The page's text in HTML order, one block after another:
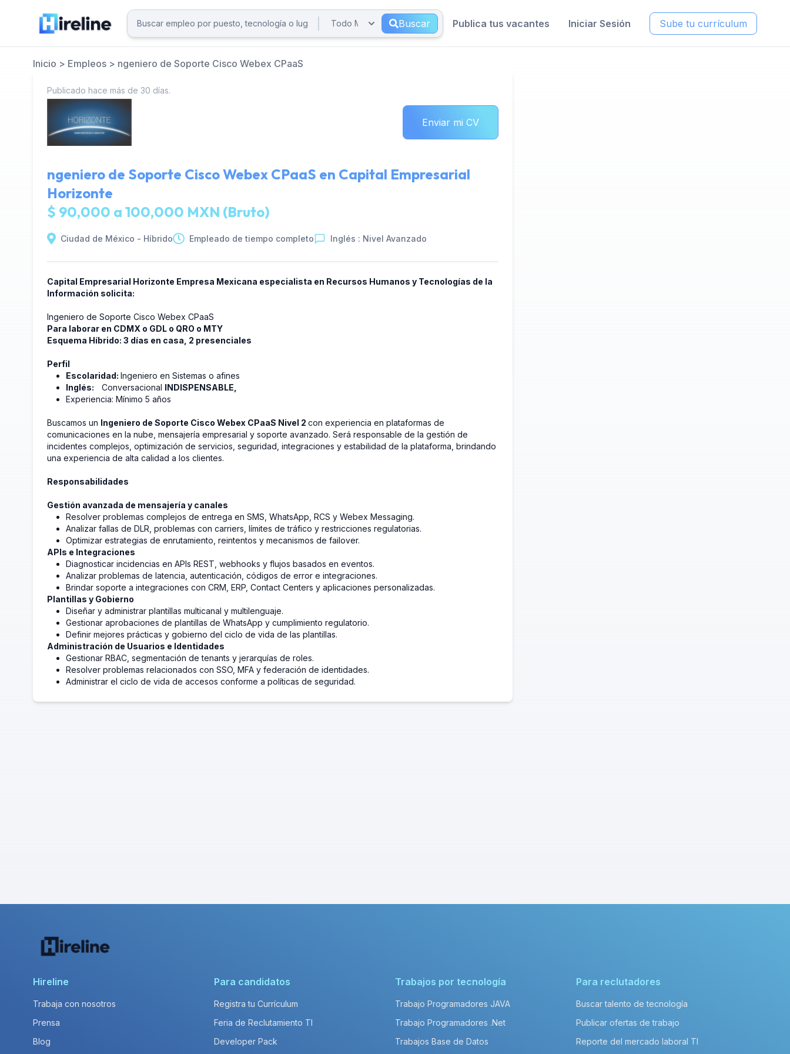
Buscar Publica tus vacantes Iniciar Sesión Sube tu currículum
Inicio > Empleos > ngeniero de Soporte Cisco Webex CPaaS
Publicado hace más de 30 días.
Enviar mi CV
ngeniero de Soporte Cisco Webex CPaaS en Capital Empresarial
Horizonte
$ 90,000 a 100,000 MXN (Bruto)
Ciudad de México - Híbrido Empleado de tiempo completo Inglés : Nivel Avanzado
Capital Empresarial Horizonte Empresa Mexicana especialista en Recursos Humanos y Tecnologías de la
Información solicita:
Ingeniero de Soporte Cisco Webex CPaaS
Para laborar en CDMX o GDL o QRO o MTY
Esquema Híbrido: 3 días en casa, 2 presenciales
Perfil
Escolaridad: Ingeniero en Sistemas o afines
Inglés:
Conversacional INDISPENSABLE,
Experiencia: Mínimo 5 años
Buscamos un Ingeniero de Soporte Cisco Webex CPaaS Nivel 2 con experiencia en plataformas de
comunicaciones en la nube, mensajería empresarial y soporte avanzado. Será responsable de la gestión de
incidentes complejos, optimización de servicios, seguridad, integraciones y estabilidad de la plataforma, brindando
una experiencia de alta calidad a los clientes.
Responsabilidades
Gestión avanzada de mensajería y canales
Resolver problemas complejos de entrega en SMS, WhatsApp, RCS y Webex Messaging.
Analizar fallas de DLR, problemas con carriers, límites de tráfico y restricciones regulatorias.
Optimizar estrategias de enrutamiento, reintentos y mecanismos de failover.
APIs e Integraciones
Diagnosticar incidencias en APIs REST, webhooks y flujos basados en eventos.
Analizar problemas de latencia, autenticación, códigos de error e integraciones.
Brindar soporte a integraciones con CRM, ERP, Contact Centers y aplicaciones personalizadas.
Plantillas y Gobierno
Diseñar y administrar plantillas multicanal y multilenguaje.
Gestionar aprobaciones de plantillas de WhatsApp y cumplimiento regulatorio.
Definir mejores prácticas y gobierno del ciclo de vida de las plantillas.
Administración de Usuarios e Identidades
Gestionar RBAC, segmentación de tenants y jerarquías de roles.
Resolver problemas relacionados con SSO, MFA y federación de identidades.
Administrar el ciclo de vida de accesos conforme a políticas de seguridad.
Hireline
Trabaja con nosotros
Prensa
Blog
Para candidatos
Registra tu Currículum
Feria de Reclutamiento TI
Developer Pack
Trabajos por tecnología
Trabajo Programadores JAVA
Trabajo Programadores .Net
Trabajos Base de Datos
Para reclutadores
Buscar talento de tecnología
Publicar ofertas de trabajo
Reporte del mercado laboral TI